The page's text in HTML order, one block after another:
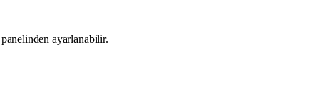
ayarlanabilir.